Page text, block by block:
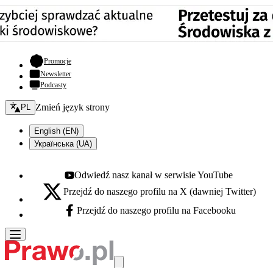
Promocje- otwiera się w nowej karcie
Newsletter
Podcasty
Zmień język - bieżący:
PL Zmień język strony
English (EN)
Українська (UA)
Youtube - otwiera się w nowej karcie
Odwiedź nasz kanał w serwisie YouTube
X - otwiera się w nowej karcie
Przejdź do naszego profilu na X (dawniej Twitter)
Facebook - otwiera się w nowej karcie
Przejdź do naszego profilu na Facebooku